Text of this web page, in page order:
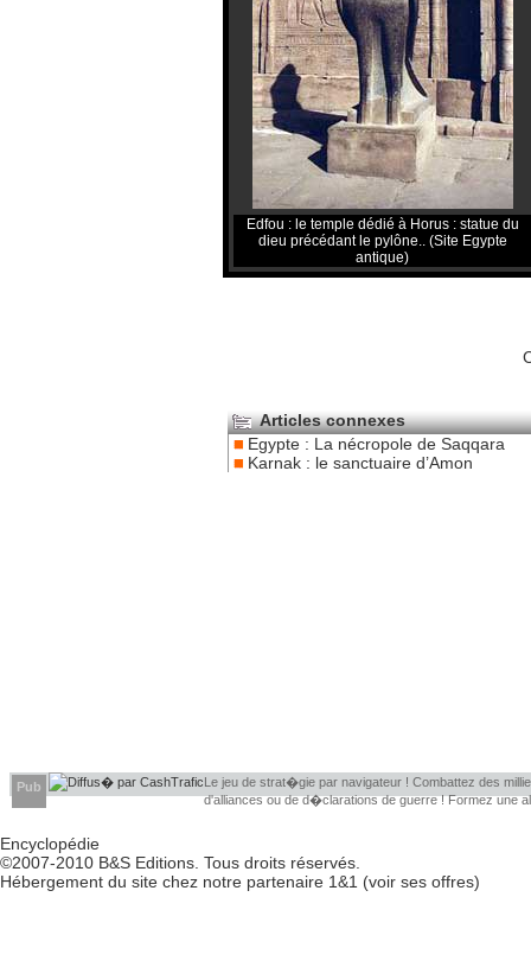
Edfou : le temple dédié à Horus : statue du
dieu précédant le pylône.. (Site Egypte
antique)
Articles connexes
Egypte : La nécropole de Saqqara
Karnak : le sanctuaire d’Amon
Pub
Le jeu de strat�gie par navigateur ! Combattez des
d'alliances ou de d�clarations de guerre ! Formez une
Encyclopédie
©2007-2010 B&S Editions . Tous droits réservés.
Hébergement du site chez notre partenaire 1&1 (voir ses offres)